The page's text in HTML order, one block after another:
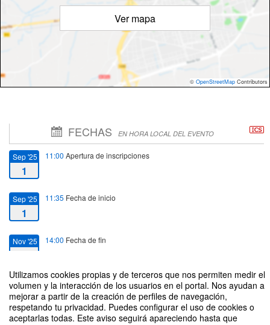
Utilizamos cookies propias y de terceros que nos permiten medir el
volumen y la interacción de los usuarios en el portal. Nos ayudan a
mejorar a partir de la creación de perfiles de navegación,
respetando tu privacidad. Puedes configurar el uso de cookies o
aceptarlas todas. Este aviso seguirá apareciendo hasta que
Ver mapa
© OpenStreetMap Contributors
FECHAS EN HORA LOCAL DEL EVENTO
Sep '25
1
11:00 Apertura de inscripciones
Sep '25
1
11:35 Fecha de inicio
Nov '25 14:00 Fecha de fin
Nov '25
30
14:00Cierre de inscripciones